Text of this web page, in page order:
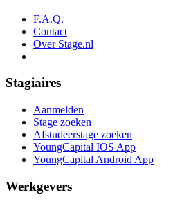
F.A.Q.
Contact
Over Stage.nl
Stagiaires
Aanmelden
Stage zoeken
Afstudeerstage zoeken
YoungCapital IOS App
YoungCapital Android App
Werkgevers